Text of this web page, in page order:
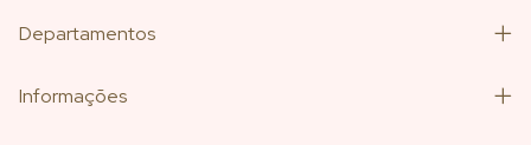
Departamentos
Informações